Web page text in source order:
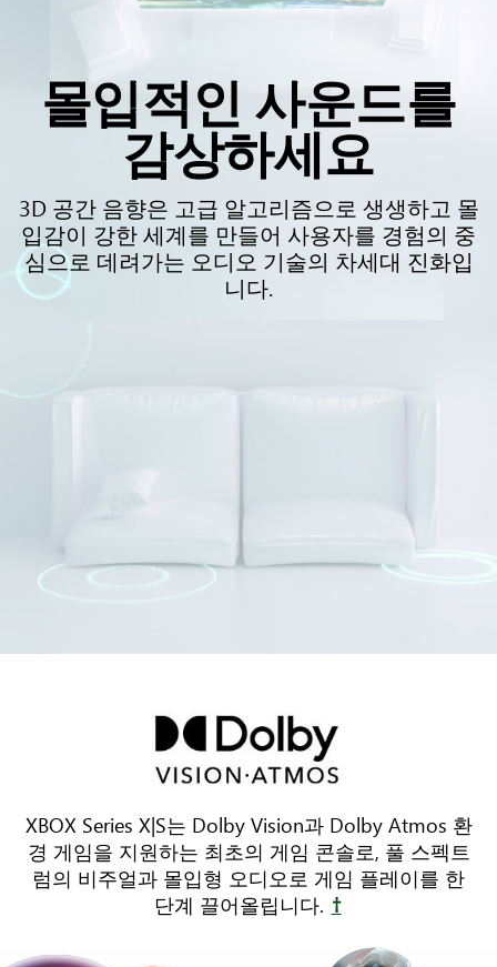
에
3
의
가
구
가
몰입적인 사운드를
감상하세요
3D 공간 음향은 고급 알고리즘으로 생생하고 몰
입감이 강한 세계를 만들어 사용자를 경험의 중
심으로 데려가는 오디오 기술의 차세대 진화입
니다.
XBOX Series X|S는 Dolby Vision과 Dolby Atmos 환
경 게임을 지원하는 최초의 게임 콘솔로, 풀 스펙트
럼의 비주얼과 몰입형 오디오로 게임 플레이를 한
단계 끌어올립니다. †